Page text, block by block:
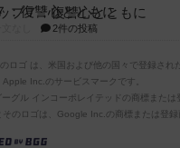
プ７：復讐心とともに
2件の投稿
ロゴ は、米国および他の国々で登録され
Inc.のサービスマークです。
グル インコーポレイテッドの商標または
のロゴは、Google Inc.の商標または登録